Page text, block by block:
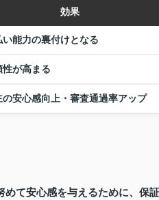
効果
い能力の裏付けとなる
性が高まる
の安心感向上・審査通過率アップ
めて安心感を与えるために、保証